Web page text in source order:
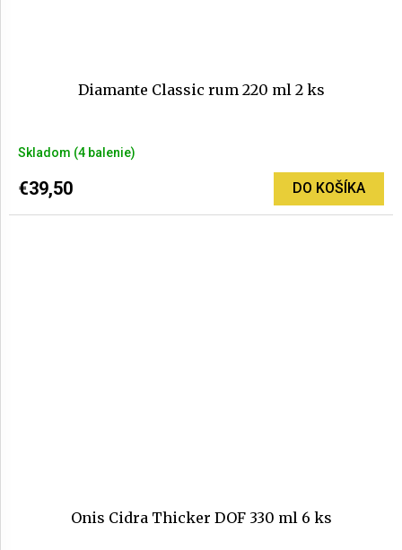
Diamante Classic rum 220 ml 2 ks
hodnotenie
produktu
je
5,0
Skladom (4 balenie)
€39,50 DO KOŠÍKA
Onis Cidra Thicker DOF 330 ml 6 ks